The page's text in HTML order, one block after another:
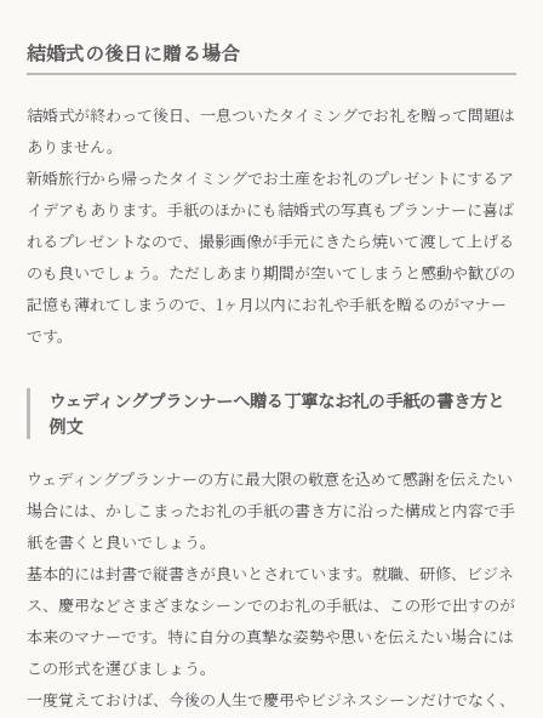
結婚式の後日に贈る場合
結婚式が終わって後日、一息ついたタイミングでお礼を贈って問題は
ありません。
新婚旅行から帰ったタイミングでお土産をお礼のプレゼントにするア
イデアもあります。手紙のほかにも結婚式の写真もプランナーに喜ば
れるプレゼントなので、撮影画像が手元にきたら焼いて渡して上げる
のも良いでしょう。ただしあまり期間が空いてしまうと感動や歓びの
記憶も薄れてしまうので、1ヶ月以内にお礼や手紙を贈るのがマナー
です。
ウェディングプランナーへ贈る丁寧なお礼の手紙の書き方と
例文
ウェディングプランナーの方に最大限の敬意を込めて感謝を伝えたい
場合には、かしこまったお礼の手紙の書き方に沿った構成と内容で手
紙を書くと良いでしょう。
基本的には封書で縦書きが良いとされています。就職、研修、ビジネ
ス、慶弔などさまざまなシーンでのお礼の手紙は、この形で出すのが
本来のマナーです。特に自分の真摯な姿勢や思いを伝えたい場合には
この形式を選びましょう。
一度覚えておけば、今後の人生で慶弔やビジネスシーンだけでなく、